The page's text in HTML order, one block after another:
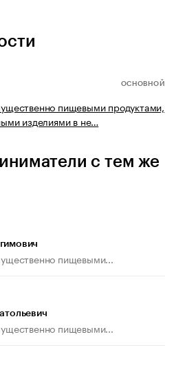
ОСНОВНОЙ
пищевыми продуктами,
изделиями в не…
с тем же
пищевыми...
пищевыми...